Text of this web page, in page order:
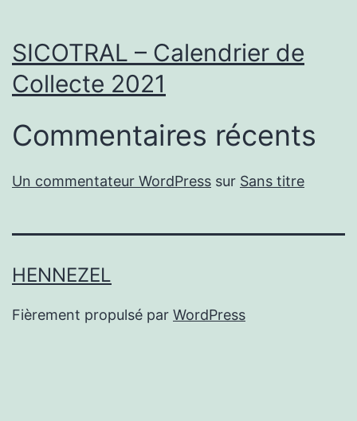
SICOTRAL – Calendrier de
Collecte 2021
Commentaires récents
Un commentateur WordPress sur Sans titre
HENNEZEL
Fièrement propulsé par WordPress